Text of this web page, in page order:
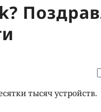
тысяч устройств.